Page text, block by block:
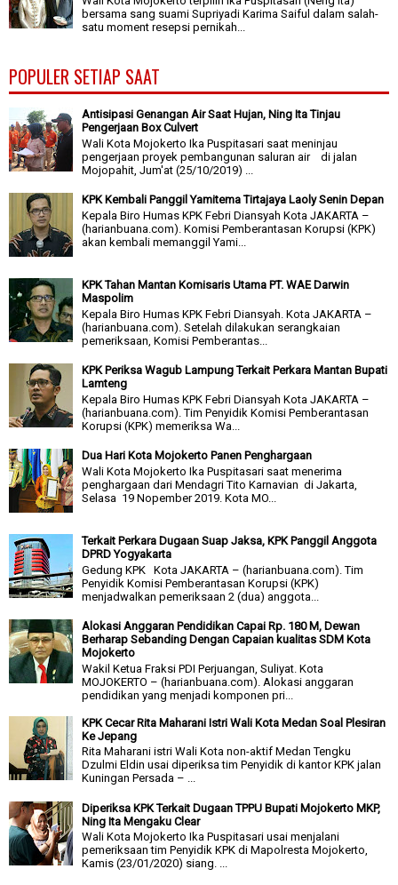
bersama sang suami Supriyadi Karima Saiful dalam salah-
satu moment resepsi pernikah...
POPULER SETIAP SAAT
Antisipasi Genangan Air Saat Hujan, Ning Ita Tinjau
Pengerjaan Box Culvert
Wali Kota Mojokerto Ika Puspitasari saat meninjau
pengerjaan proyek pembangunan saluran air di jalan
Mojopahit, Jum'at (25/10/2019) ...
KPK Kembali Panggil Yamitema Tirtajaya Laoly Senin Depan
Kepala Biro Humas KPK Febri Diansyah Kota JAKARTA –
(harianbuana.com). Komisi Pemberantasan Korupsi (KPK)
akan kembali memanggil Yami...
KPK Tahan Mantan Komisaris Utama PT. WAE Darwin
Maspolim
Kepala Biro Humas KPK Febri Diansyah. Kota JAKARTA –
(harianbuana.com). Setelah dilakukan serangkaian
pemeriksaan, Komisi Pemberantas...
KPK Periksa Wagub Lampung Terkait Perkara Mantan Bupati
Lamteng
Kepala Biro Humas KPK Febri Diansyah Kota JAKARTA –
(harianbuana.com). Tim Penyidik Komisi Pemberantasan
Korupsi (KPK) memeriksa Wa...
Dua Hari Kota Mojokerto Panen Penghargaan
Wali Kota Mojokerto Ika Puspitasari saat menerima
penghargaan dari Mendagri Tito Karnavian di Jakarta,
Selasa 19 Nopember 2019. Kota MO...
Terkait Perkara Dugaan Suap Jaksa, KPK Panggil Anggota
DPRD Yogyakarta
Gedung KPK Kota JAKARTA – (harianbuana.com). Tim
Penyidik Komisi Pemberantasan Korupsi (KPK)
menjadwalkan pemeriksaan 2 (dua) anggota...
Alokasi Anggaran Pendidikan Capai Rp. 180 M, Dewan
Berharap Sebanding Dengan Capaian kualitas SDM Kota
Mojokerto
Wakil Ketua Fraksi PDI Perjuangan, Suliyat. Kota
MOJOKERTO – (harianbuana.com). Alokasi anggaran
pendidikan yang menjadi komponen pri...
KPK Cecar Rita Maharani Istri Wali Kota Medan Soal Plesiran
Ke Jepang
Rita Maharani istri Wali Kota non-aktif Medan Tengku
Dzulmi Eldin usai diperiksa tim Penyidik di kantor KPK jalan
Kuningan Persada – ...
Diperiksa KPK Terkait Dugaan TPPU Bupati Mojokerto MKP,
Ning Ita Mengaku Clear
Wali Kota Mojokerto Ika Puspitasari usai menjalani
pemeriksaan tim Penyidik KPK di Mapolresta Mojokerto,
Kamis (23/01/2020) siang. ...